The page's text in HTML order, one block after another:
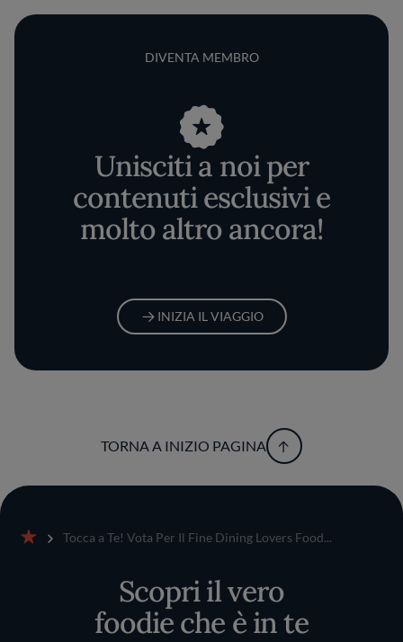
DIVENTA MEMBRO
Unisciti a noi per
contenuti esclusivi e
molto altro ancora!
INIZIA IL VIAGGIO
TORNA A INIZIO PAGINA
Tocca a Te! Vota Per Il Fine Dining Lovers Food...
Scopri il vero
foodie che è in te